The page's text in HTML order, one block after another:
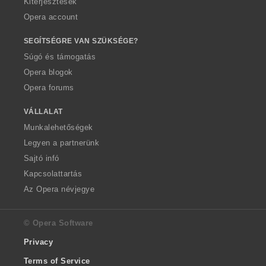
Opera account
SEGÍTSÉGRE VAN SZÜKSÉGE?
Súgó és támogatás
Opera blogok
Opera forums
VÁLLALAT
Munkalehetőségek
Legyen a partnerünk
Sajtó infó
Kapcsolattartás
Az Opera névjegye
© Opera Software
Privacy
Terms of Service